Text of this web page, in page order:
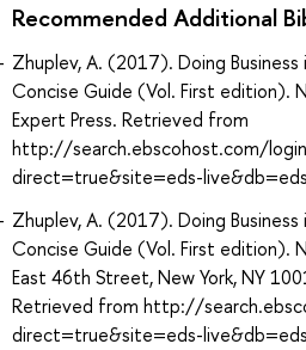
Recommended Additional
Zhuplev, A. (2017). Doing Business
Concise Guide (Vol. First edition).
Expert Press. Retrieved from
http://search.ebscohost.com/
direct=true&site=eds-
Zhuplev, A. (2017). Doing Business
Concise Guide (Vol. First edition).
East 46th Street, New York, NY
Retrieved from http://
direct=true&site=eds-